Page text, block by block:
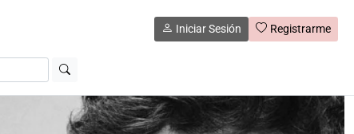
Iniciar Sesión Registrarme